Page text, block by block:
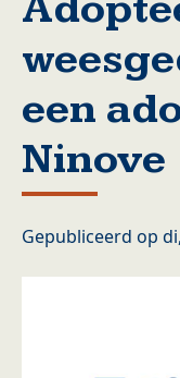
een
Ninove
Gepubliceerd op